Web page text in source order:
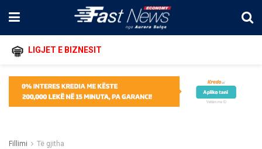
LIGJET E BIZNESIT
Fillimi Të gjitha